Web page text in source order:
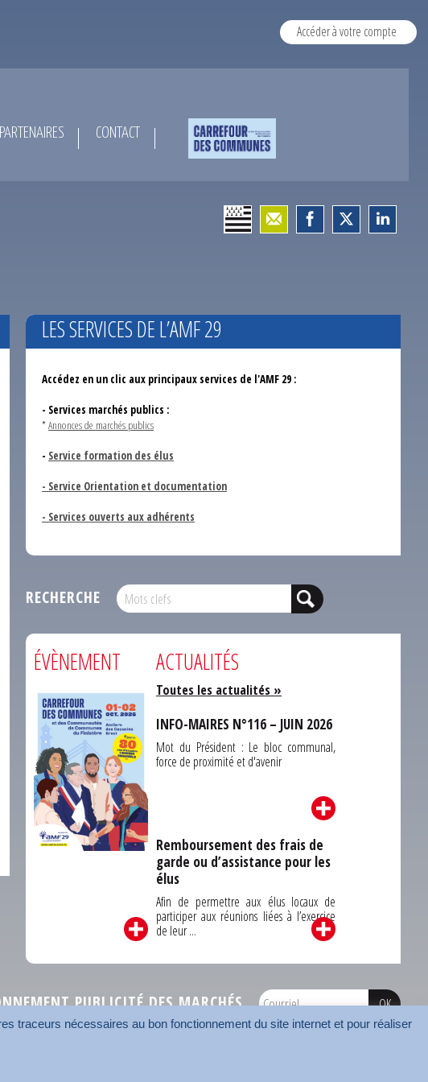
Accéder à votre compte
PARTENAIRES CONTACT
LES SERVICES DE L’AMF 29
Accédez en un clic aux principaux services de l'AMF 29 :
- Services marchés publics :
*Annonces de marchés publics
- Service formation des élus
- Service Orientation et documentation
- Services ouverts aux adhérents
RECHERCHE
ÉVÈNEMENT ACTUALITÉS
Toutes les actualités »
INFO-MAIRES N°116 – JUIN 2026
Mot du Président : Le bloc communal,
force de proximité et d'avenir
Remboursement des frais de
garde ou d’assistance pour les
élus
Afin de permettre aux élus locaux de
participer aux réunions liées à l’exercice
de leur ...
PUBLICITÉ DES MARCHÉS
traceurs nécessaires au bon fonctionnement du site internet et pour réaliser